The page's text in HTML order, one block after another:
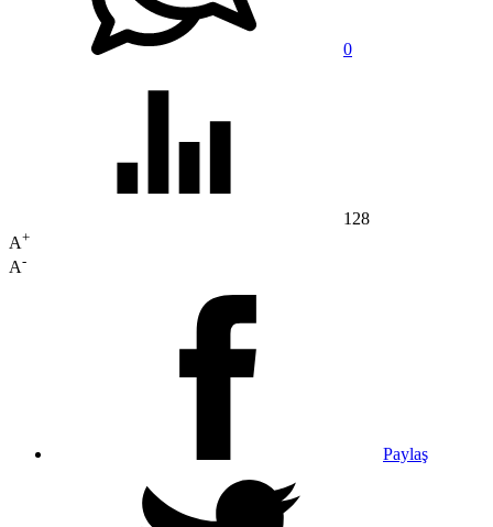
0
128
A+
A-
Paylaş